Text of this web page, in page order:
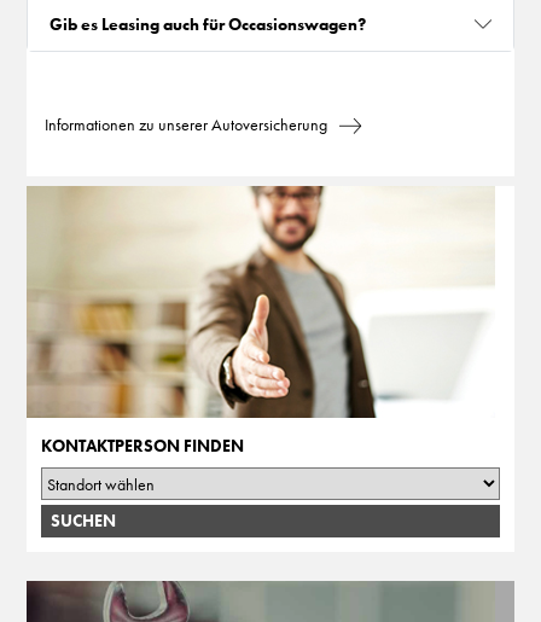
Gib es Leasing auch für Occasionswagen?
Informationen zu unserer Autoversicherung
KONTAKTPERSON FINDEN